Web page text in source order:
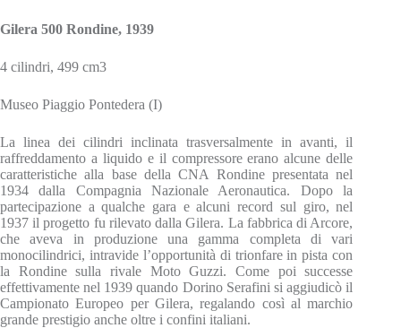
Gilera 500 Rondine, 1939
4 cilindri, 499 cm3
Museo Piaggio Pontedera (I)
La linea dei cilindri inclinata trasversalmente in avanti, il
raffreddamento a liquido e il compressore erano alcune delle
caratteristiche alla base della CNA Rondine presentata nel
1934 dalla Compagnia Nazionale Aeronautica. Dopo la
partecipazione a qualche gara e alcuni record sul giro, nel
1937 il progetto fu rilevato dalla Gilera. La fabbrica di Arcore,
che aveva in produzione una gamma completa di vari
monocilindrici, intravide l’opportunità di trionfare in pista con
la Rondine sulla rivale Moto Guzzi. Come poi successe
effettivamente nel 1939 quando Dorino Serafini si aggiudicò il
Campionato Europeo per Gilera, regalando così al marchio
grande prestigio anche oltre i confini italiani.